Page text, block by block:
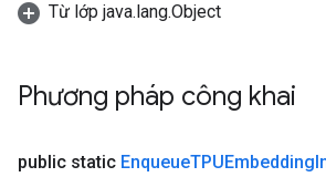
Từ lớp java.lang.Object
Phương pháp công khai
public static EnqueueTPUEmbedding